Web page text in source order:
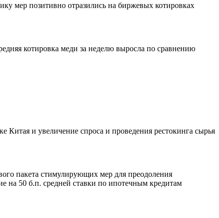
мер позитивно отразились на биржевых котировках
котировка меди за неделю выросла по сравнению
и увеличение спроса и проведения рестокинга сырья
пакета стимулирующих мер для преодоления
на 50 б.п. средней ставки по ипотечным кредитам